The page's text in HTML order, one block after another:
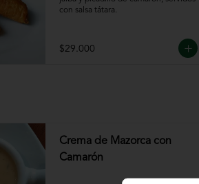
con salsa tátara.
$29.000
Crema de Mazorca con
Camarón